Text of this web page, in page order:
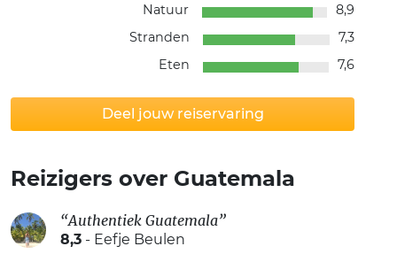
Natuur
8,9
Stranden
7,3
Eten
7,6
Deel jouw reiservaring
Reizigers over Guatemala
“Authentiek Guatemala”
8,3 - Eefje Beulen